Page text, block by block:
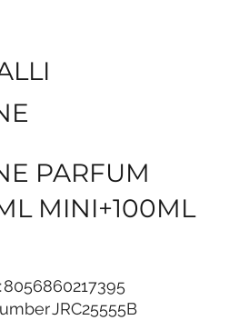
PARFUM
MINI+100ML
8056860217395
JRC25555B